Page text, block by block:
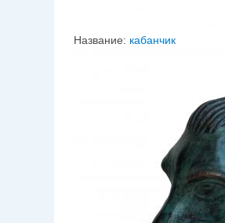
Название: кабанчик